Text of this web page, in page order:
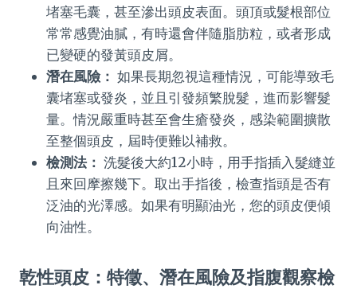
堵塞毛囊，甚至滲出頭皮表面。頭頂或髮根部位
常常感覺油膩，有時還會伴隨脂肪粒，或者形成
已變硬的發黃頭皮屑。
潛在風險： 如果長期忽視這種情況，可能導致毛
囊堵塞或發炎，並且引發頻繁脫髮，進而影響髮
量。情況嚴重時甚至會生瘡發炎，感染範圍擴散
至整個頭皮，屆時便難以補救。
檢測法： 洗髮後大約12小時，用手指插入髮縫並
且來回摩擦幾下。取出手指後，檢查指頭是否有
泛油的光澤感。如果有明顯油光，您的頭皮便傾
向油性。
乾性頭皮：特徵、潛在風險及指腹觀察檢